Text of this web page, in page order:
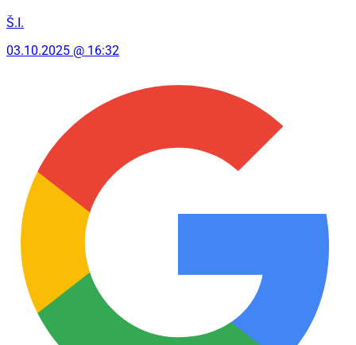
Š.I.
03.10.2025 @ 16:32